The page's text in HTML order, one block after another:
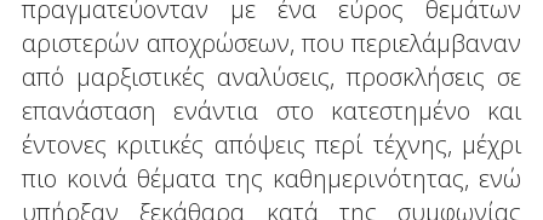
πραγματεύονταν με ένα εύρος θεμάτων
αριστερών αποχρώσεων, που περιελάμβαναν
από μαρξιστικές αναλύσεις, προσκλήσεις σε
επανάσταση ενάντια στο κατεστημένο και
έντονες κριτικές απόψεις περί τέχνης, μέχρι
πιο κοινά θέματα της καθημερινότητας, ενώ
υπήρξαν ξεκάθαρα κατά της συμφωνίας